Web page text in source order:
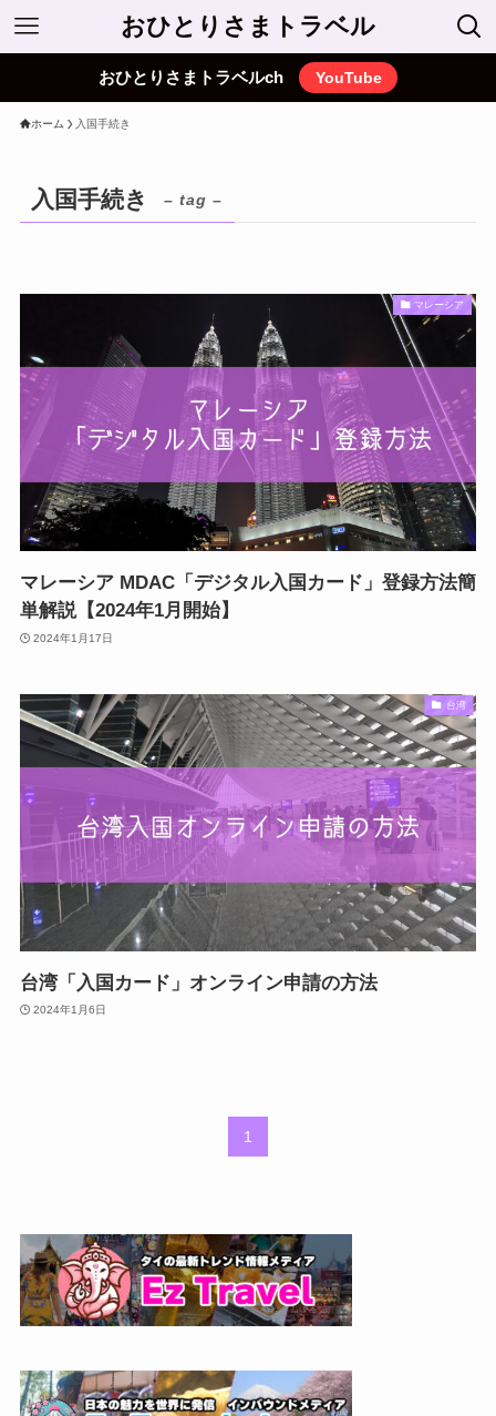
おひとりさまトラベル
おひとりさまトラベルch YouTube
ホーム 入国手続き
入国手続き – tag –
マレーシア
マレーシア MDAC「デジタル入国カード」登録方法簡
単解説【2024年1月開始】
2024年1月17日
台湾
台湾「入国カード」オンライン申請の方法
2024年1月6日
1